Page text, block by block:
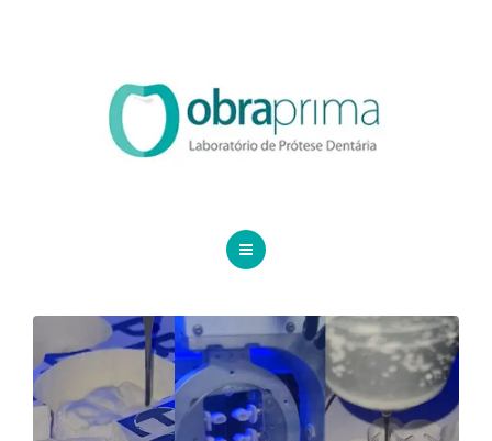
ORDEM DE SERVIÇO
QUEM SOMOS
DA VINCI
SERVIÇOS